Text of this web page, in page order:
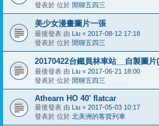
發表於 位於 閒聊五四三
美少女漫畫圖片一張
最後發表 由 Liu « 2017-08-12 17:18
發表於 位於 閒聊五四三
20170422台鐵員林車站__自製圖片
最後發表 由 Liu « 2017-06-21 18:00
發表於 位於 閒聊五四三
Athearn HO 40' flatcar
最後發表 由 Liu « 2017-05-03 10:17
發表於 位於 北美洲的客貨列車